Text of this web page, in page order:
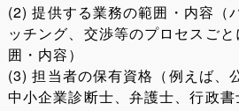
(2) 提供する業務の範囲・内容（
ッチング、交渉等のプロセスご
囲・内容）
(3) 担当者の保有資格（例えば、
中小企業診断士、弁護士、行政